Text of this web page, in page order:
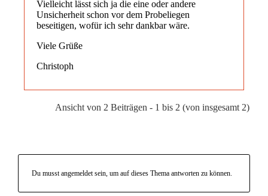
Vielleicht lässt sich ja die eine oder andere
Unsicherheit schon vor dem Probeliegen
beseitigen, wofür ich sehr dankbar wäre.
Viele Grüße
Christoph
Ansicht von 2 Beiträgen - 1 bis 2 (von insgesamt 2)
Du musst angemeldet sein, um auf dieses Thema antworten zu können.